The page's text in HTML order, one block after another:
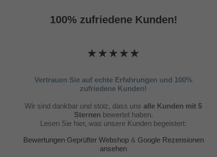
100% zufriedene Kunden!
★★★★★
Vertrauen Sie auf echte Erfahrungen und 100%
zufriedene Kunden!
Wir sind dankbar und stolz, dass uns alle Kunden mit 5
Sternen bewertet haben.
Lesen Sie hier, was unsere Kunden begeistert:
Bewertungen Geprüfter Webshop& Google Rezensionen
ansehen